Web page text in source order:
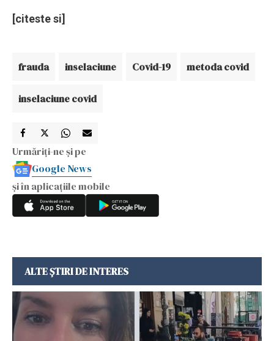
[citeste si]
frauda inselaciune Covid-19 metoda covid
inselaciune covid
Urmăriți-ne și pe
Google News
și în aplicațiile mobile
ALTE ȘTIRI DE INTERES